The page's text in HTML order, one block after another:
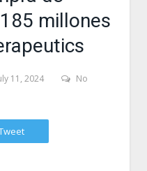
millones
11, 2024
No